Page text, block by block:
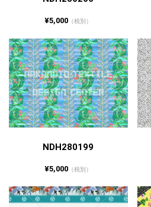
¥5,000 （税別）
NDH280199
¥5,000 （税別）